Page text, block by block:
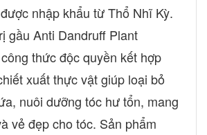
nhập khẩu từ Thổ Nhĩ Kỳ.
gầu Anti Dandruff Plant
thức độc quyền kết hợp
xuất thực vật giúp loại bỏ
nuôi dưỡng tóc hư tổn, mang
vẻ đẹp cho tóc. Sản phẩm